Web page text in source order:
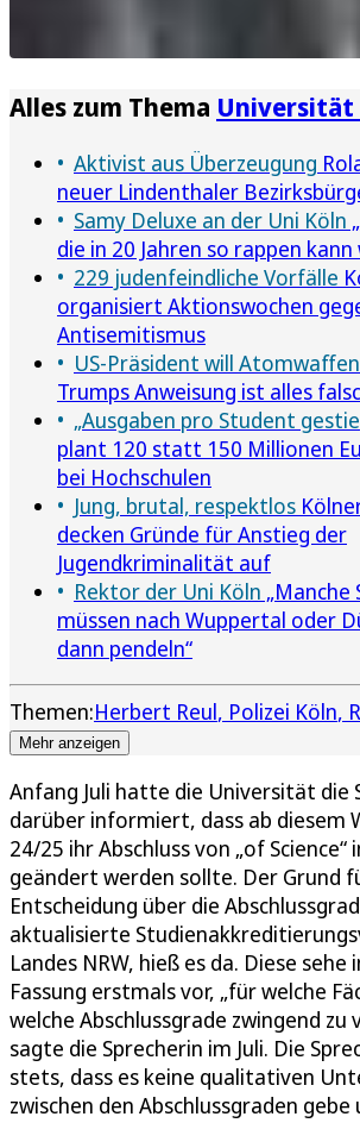
Alles zum Thema Universität
Aktivist aus Überzeugung
neuer Lindenthaler
Samy Deluxe an der Uni Köln
die in 20 Jahren so rappen kann
229 judenfeindliche Vorfälle
organisiert Aktionswochen
Antisemitismus
US-Präsident will
Trumps Anweisung ist alles
„Ausgaben pro Student
plant 120 statt 150 Millionen
bei Hochschulen
Jung, brutal, respektlos
decken Gründe für Anstieg der
Jugendkriminalität auf
Rektor der Uni Köln „Manche
müssen nach Wuppertal oder
dann pendeln“
Themen:Herbert Reul Polizei Köln
Mehr anzeigen
Anfang Juli hatte die Universität die
darüber informiert, dass ab diesem
24/25 ihr Abschluss von „of Science“
geändert werden sollte. Der Grund
Entscheidung über die
aktualisierte
Landes NRW, hieß es da. Diese
Fassung erstmals vor, „für welche
welche Abschlussgrade zwingend zu
sagte die Sprecherin im Juli. Die
stets, dass es keine qualitativen
zwischen den Abschlussgraden